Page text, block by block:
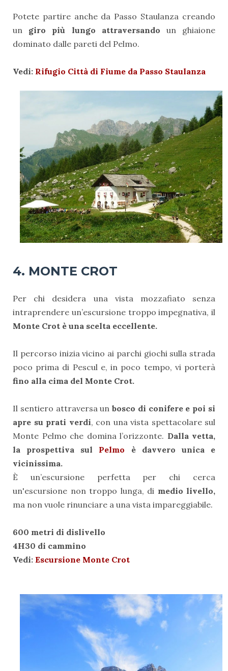
Potete partire anche da Passo Staulanza creando
un giro più lungo attraversando un ghiaione
dominato dalle pareti del Pelmo.
Vedi: Rifugio Città di Fiume da Passo Staulanza
4. MONTE CROT
Per chi desidera una vista mozzafiato senza
intraprendere un’escursione troppo impegnativa, il
Monte Crot è una scelta eccellente.
Il percorso inizia vicino ai parchi giochi sulla strada
poco prima di Pescul e, in poco tempo, vi porterà
fino alla cima del Monte Crot.
Il sentiero attraversa un bosco di conifere e poi si
apre su prati verdi, con una vista spettacolare sul
Monte Pelmo che domina l’orizzonte. Dalla vetta,
la prospettiva sul Pelmo è davvero unica e
vicinissima.
È un’escursione perfetta per chi cerca
un'escursione non troppo lunga, di medio livello,
ma non vuole rinunciare a una vista impareggiabile.
600 metri di dislivello
4H30 di cammino
Vedi: Escursione Monte Crot